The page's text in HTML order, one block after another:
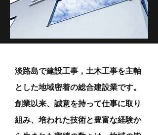
淡路島で建設工事，土木工事を主軸
とした地域密着の総合建設業です。
​創業以来、誠意を持って仕事に取り
組み、培われた技術と豊富な経験か